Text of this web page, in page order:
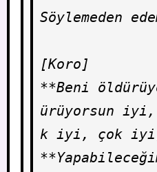
Söylemeden
[Koro]
**Beni
ürüyorsun
k iyi, çok